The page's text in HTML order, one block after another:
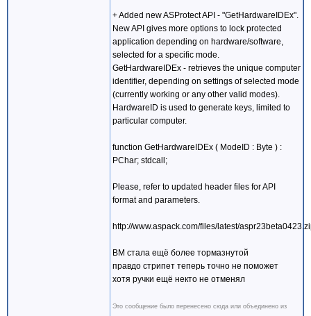
+ Added new ASProtect API - "GetHardwareIDEx".
New API gives more options to lock protected
application depending on hardware/software,
selected for a specific mode.
GetHardwareIDEx - retrieves the unique computer
identifier, depending on settings of selected mode
(currently working or any other valid modes).
HardwareID is used to generate keys, limited to
particular computer.
function GetHardwareIDEx ( ModeID : Byte ) :
PChar; stdcall;
Please, refer to updated header files for API
format and parameters.
http://www.aspack.com/files/latest/
ВМ стала ещё более тормазнутой
правдо стрипет теперь точно не поможет
хотя ручки ещё некто не отменял
Это сообщение было перенесено сюда или объединено из